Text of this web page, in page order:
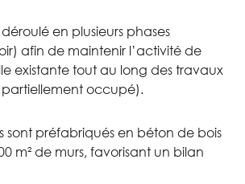
en plusieurs phases
afin de maintenir l’activité de
existante tout au long des travaux
partiellement occupé).
sont préfabriqués en béton de bois
m² de murs, favorisant un bilan